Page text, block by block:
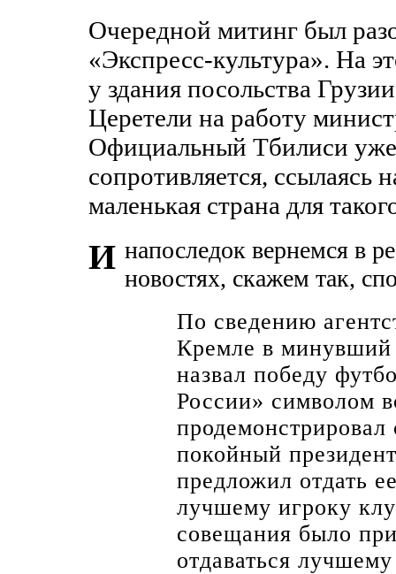
Очередной митинг был
«Экспресс-культура». На
у здания посольства
Церетели на работу
Официальный Тбилиси
сопротивляется, ссылаясь
маленькая страна для
И напоследок вернемся в
новостях, скажем так,
По сведению
Кремле в минувший
назвал победу
России» символом
покойный
предложил отдать
лучшему игроку
совещания было
отдаваться